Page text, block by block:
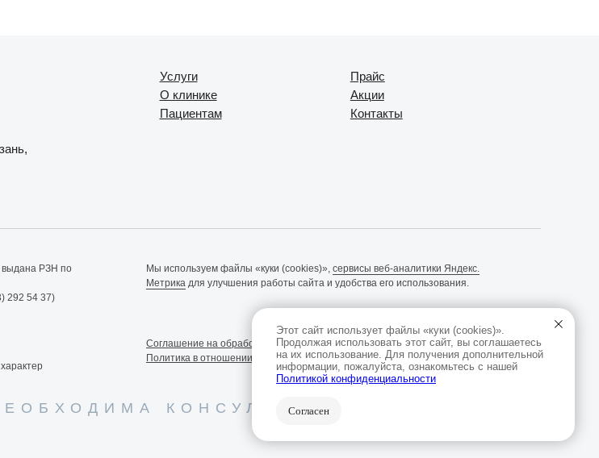
Услуги
Прайс
О клинике
Акции
Пациентам
Контакты
РЗН по
292 54 37)
КОНСУЛЬТАЦИЯ
Cоглашение на обработку персональных данных
Политика в отношении обработки персональных данных
Мы используем файлы «куки (cookies)», сервисы веб-аналитики Яндекс.
Метрика для улучшения работы сайта и удобства его использования.
Этот сайт использует файлы «куки (cookies)».
Продолжая использовать этот сайт, вы соглашаетесь
на их использование. Для получения дополнительной
информации, пожалуйста, ознакомьтесь с нашей
Политикой конфиденциальности
Согласен